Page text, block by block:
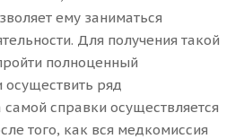
ему заниматься
Для получения такой
полноценный
ряд
справки осуществляется
того, как вся медкомиссия